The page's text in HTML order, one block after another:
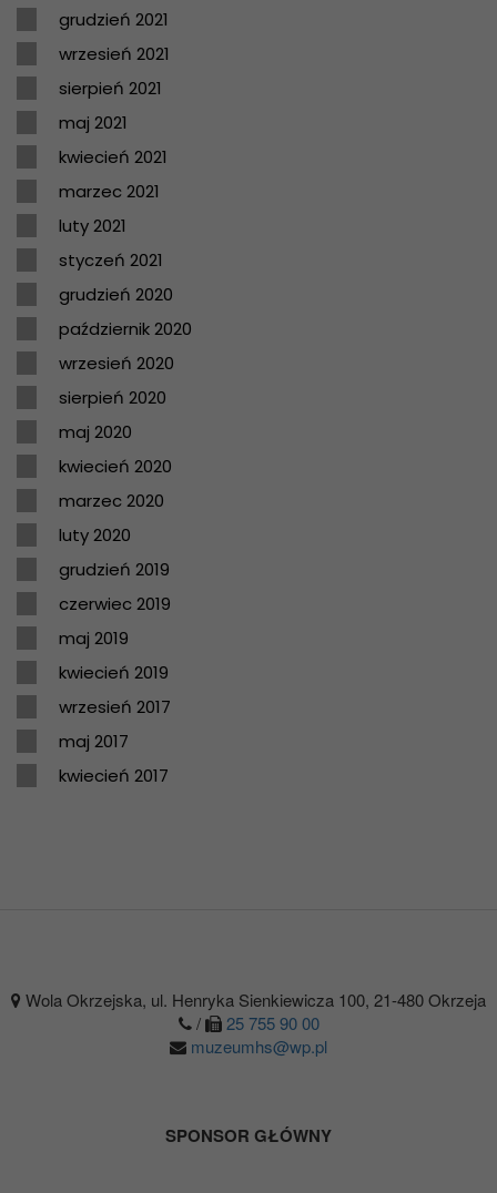
grudzień 2021
wrzesień 2021
sierpień 2021
maj 2021
kwiecień 2021
marzec 2021
luty 2021
styczeń 2021
grudzień 2020
październik 2020
wrzesień 2020
sierpień 2020
maj 2020
kwiecień 2020
marzec 2020
luty 2020
grudzień 2019
czerwiec 2019
maj 2019
kwiecień 2019
wrzesień 2017
maj 2017
kwiecień 2017
Wola Okrzejska, ul. Henryka Sienkiewicza 100, 21-480 Okrzeja
/
25 755 90 00
muzeumhs@wp.pl
SPONSOR GŁÓWNY